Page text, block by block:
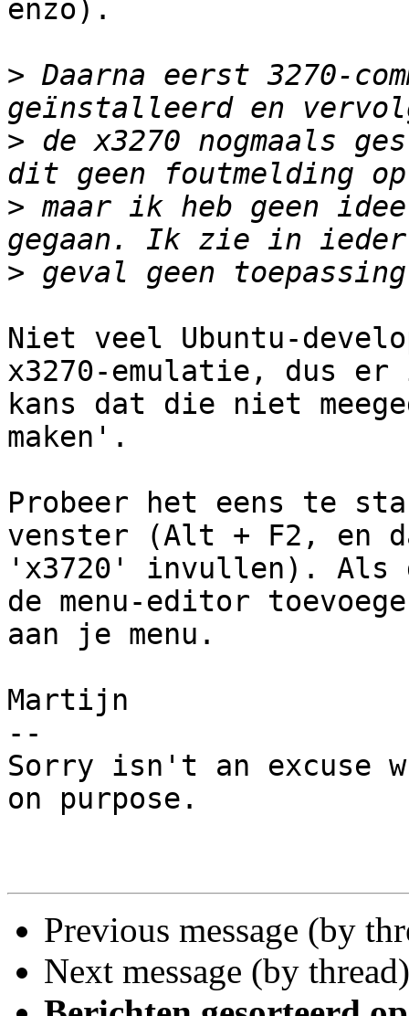
enzo).
> Daarna eerst 3270-
> de x3270 nogmaals
> maar ik heb geen
>
Niet veel Ubuntu-
x3270-emulatie, dus er
kans dat die niet
maken'.
Probeer het eens te
venster (Alt + F2, en
'x3720' invullen). Als
de menu-editor
aan je menu.
Martijn
--
Sorry isn't an excuse
on purpose.
Previous message (by
Next message (by